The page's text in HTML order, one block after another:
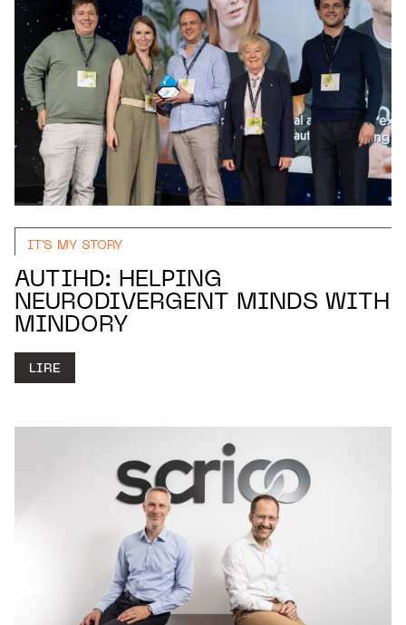
IT'S MY STORY
AUTIHD: HELPING
NEURODIVERGENT MINDS WITH
MINDORY
LIRE